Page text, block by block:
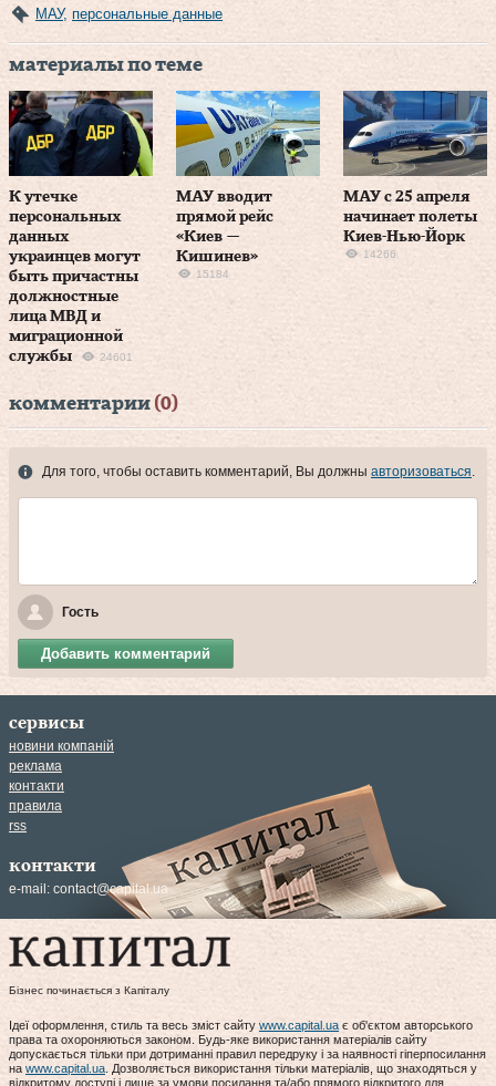
МАУ, персональные данные
материалы по теме
К утечке
персональных
данных
украинцев могут
быть причастны
должностные
лица МВД и
миграционной
службы
24601
МАУ вводит
прямой рейс
«Киев —
Кишинев»
15184
МАУ с 25 апреля
начинает полеты
Киев-Нью-Йорк
14266
комментарии (0)
Для того, чтобы оставить комментарий, Вы должны авторизоваться.
Гость
Добавить комментарий
сервисы
новини компаній
реклама
контакти
правила
rss
контакти
e-mail: contact@capital.ua
Бізнес починається з Капіталу
Ідеї оформлення, стиль та весь зміст сайту www.capital.uaє об'єктом авторського
права та охороняються законом. Будь-яке використання матеріалів сайту
допускається тільки при дотриманні правил передруку і за наявності гіперпосилання
на www.capital.ua. Дозволяється використання тільки матеріалів, що знаходяться у
відкритому доступі і лише за умови посилання та/або прямого відкритого для